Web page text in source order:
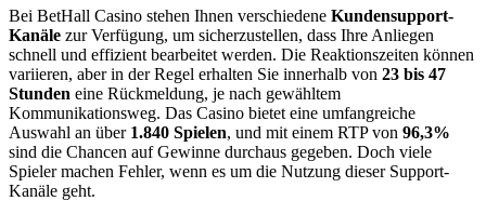
Bei BetHall Casino stehen Ihnen verschiedene Kundensupport-
Kanäle zur Verfügung, um sicherzustellen, dass Ihre Anliegen
schnell und effizient bearbeitet werden. Die Reaktionszeiten können
variieren, aber in der Regel erhalten Sie innerhalb von 23 bis 47
Stunden eine Rückmeldung, je nach gewähltem
Kommunikationsweg. Das Casino bietet eine umfangreiche
Auswahl an über 1.840 Spielen, und mit einem RTP von 96,3%
sind die Chancen auf Gewinne durchaus gegeben. Doch viele
Spieler machen Fehler, wenn es um die Nutzung dieser Support-
Kanäle geht.